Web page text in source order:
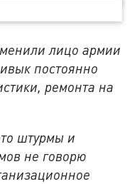
лицо армии
постоянно
ремонта на
штурмы и
не говорю